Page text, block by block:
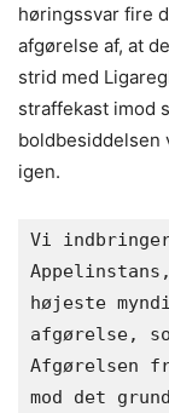
høringssvar fire
afgørelse af, at
strid med
straffekast imod
boldbesiddelsen
igen.
Vi indbringer
højeste
afgørelse,
Afgørelsen
mod det